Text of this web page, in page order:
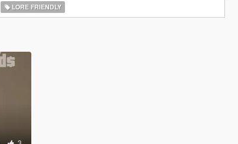
LORE FRIENDLY